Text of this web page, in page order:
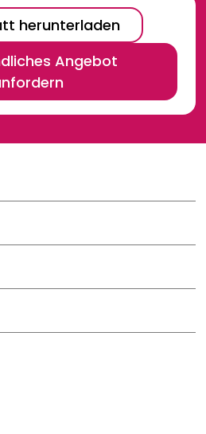
herunterladen
Angebot